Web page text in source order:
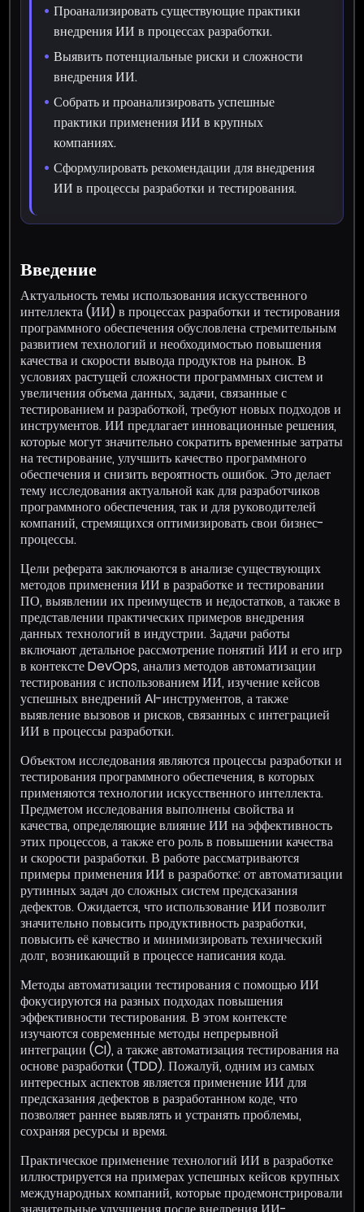
Проанализировать существующие практики
внедрения ИИ в процессах разработки.
Выявить потенциальные риски и сложности
внедрения ИИ.
Собрать и проанализировать успешные
практики применения ИИ в крупных
компаниях.
Сформулировать рекомендации для внедрения
ИИ в процессы разработки и тестирования.
Введение
Актуальность темы использования искусственного
интеллекта (ИИ) в процессах разработки и тестирования
программного обеспечения обусловлена стремительным
развитием технологий и необходимостью повышения
качества и скорости вывода продуктов на рынок. В
условиях растущей сложности программных систем и
увеличения объема данных, задачи, связанные с
тестированием и разработкой, требуют новых подходов и
инструментов. ИИ предлагает инновационные решения,
которые могут значительно сократить временные затраты
на тестирование, улучшить качество программного
обеспечения и снизить вероятность ошибок. Это делает
тему исследования актуальной как для разработчиков
программного обеспечения, так и для руководителей
компаний, стремящихся оптимизировать свои бизнес-
процессы.
Цели реферата заключаются в анализе существующих
методов применения ИИ в разработке и тестировании
ПО, выявлении их преимуществ и недостатков, а также в
представлении практических примеров внедрения
данных технологий в индустрии. Задачи работы
включают детальное рассмотрение понятий ИИ и его игр
в контексте DevOps, анализ методов автоматизации
тестирования с использованием ИИ, изучение кейсов
успешных внедрений AI-инструментов, а также
выявление вызовов и рисков, связанных с интеграцией
ИИ в процессы разработки.
Объектом исследования являются процессы разработки и
тестирования программного обеспечения, в которых
применяются технологии искусственного интеллекта.
Предметом исследования выполнены свойства и
качества, определяющие влияние ИИ на эффективность
этих процессов, а также его роль в повышении качества
и скорости разработки. В работе рассматриваются
примеры применения ИИ в разработке: от автоматизации
рутинных задач до сложных систем предсказания
дефектов. Ожидается, что использование ИИ позволит
значительно повысить продуктивность разработки,
повысить её качество и минимизировать технический
долг, возникающий в процессе написания кода.
Методы автоматизации тестирования с помощью ИИ
фокусируются на разных подходах повышения
эффективности тестирования. В этом контексте
изучаются современные методы непрерывной
интеграции (CI), а также автоматизация тестирования на
основе разработки (TDD). Пожалуй, одним из самых
интересных аспектов является применение ИИ для
предсказания дефектов в разработанном коде, что
позволяет раннее выявлять и устранять проблемы,
сохраняя ресурсы и время.
Практическое применение технологий ИИ в разработке
иллюстрируется на примерах успешных кейсов крупных
международных компаний, которые продемонстрировали